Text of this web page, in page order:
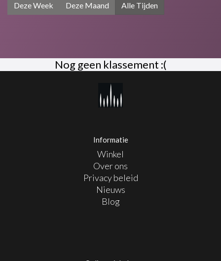
Deze Week
Deze Maand Alle Tijden
Nog geen klassement :(
Informatie
Winkel
Over ons
Privacy beleid
Nieuws
Blog